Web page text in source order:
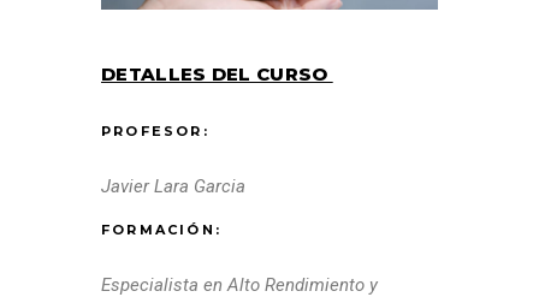
DETALLES DEL CURSO
PROFESOR:
Javier Lara Garcia
FORMACIÓN:
Especialista en Alto Rendimiento y